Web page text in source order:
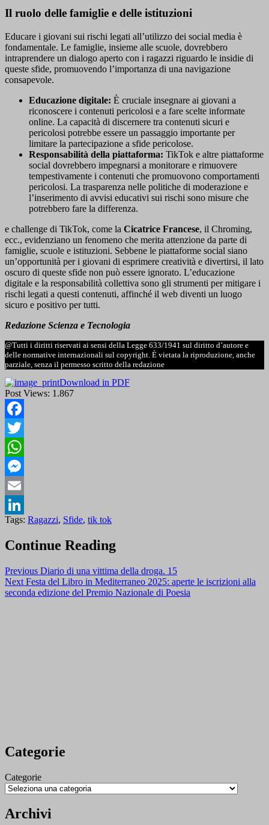
Il ruolo delle famiglie e delle istituzioni
Educare i giovani sui rischi legati all’utilizzo dei social media è
fondamentale. Le famiglie, insieme alle scuole, dovrebbero
intraprendere un dialogo aperto con i ragazzi riguardo le insidie di
queste sfide, promuovendo l’importanza di una navigazione
consapevole.
Educazione digitale: È cruciale insegnare ai giovani a
riconoscere i contenuti pericolosi e a fare scelte informate
online. La capacità di discernere tra contenuti sicuri e
pericolosi potrebbe essere un passaggio importante per
limitare la partecipazione a sfide pericolose.
Responsabilità della piattaforma: TikTok e altre piattaforme
social dovrebbero impegnarsi a monitorare e rimuovere
tempestivamente i contenuti che promuovono comportamenti
pericolosi. La trasparenza nelle politiche di moderazione e
l’inserimento di avvisi educativi sui rischi sono misure che
potrebbero fare la differenza.
e challenge di TikTok, come la Cicatrice Francese, il Chroming,
ecc., evidenziano un fenomeno che merita attenzione da parte di
famiglie, scuole e istituzioni. Sebbene le piattaforme social siano
un’opportunità per i giovani di esprimere creatività e divertirsi, il lato
oscuro di queste sfide non può essere ignorato. L’educazione
digitale e la responsabilità collettiva sono gli strumenti per mitigare i
rischi legati a questi contenuti, affinché il web diventi un luogo
sicuro e positivo per tutti.
Redazione Scienza e Tecnologia
@Tutti i diritti riservati ai sensi della Legge 633/1941 sul diritto d’autore e
delle normative internazionali sul copyright. È vietata la riproduzione, anche
parziale, senza il permesso scritto della redazione
Download in PDF
Post Views: 1.867
Facebook
Twitter
WhatsApp
Messenger
Email
LinkedIn
Tags: Ragazzi, Sfide, tik tok
Continue Reading
Previous Diario di una vittima della droga. 15
Next Festa del Libro in Mediterraneo 2025: aperte le iscrizioni alla
seconda edizione del Premio Nazionale di Poesia
Categorie
Categorie
Archivi